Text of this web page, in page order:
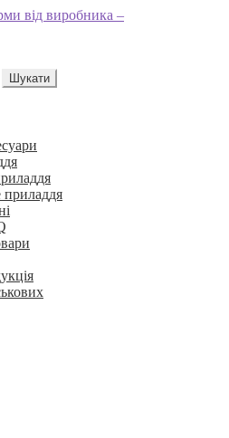
Шукати
приладдя